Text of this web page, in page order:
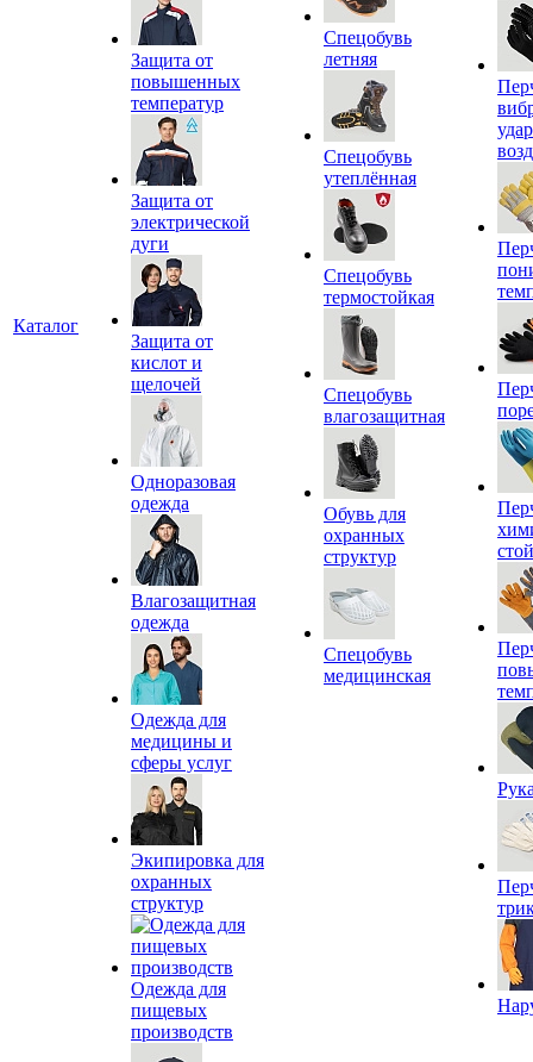
Каталог
Защита от
повышенных
температур
Защита от
электрической
дуги
Защита от
кислот и
щелочей
Одноразовая
одежда
Влагозащитная
одежда
Одежда для
медицины и
сферы услуг
Экипировка для
охранных
структур
Одежда для
пищевых
производств
Спецобувь
летняя
Спецобувь
утеплённая
Спецобувь
термостойкая
Спецобувь
влагозащитная
Обувь для
охранных
структур
Спецобувь
медицинская